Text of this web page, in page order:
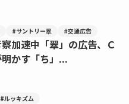
#サントリー翠 #交通広告
加速中「翠」の広告、Ｃ
かす「ち」...
#ルッキズム